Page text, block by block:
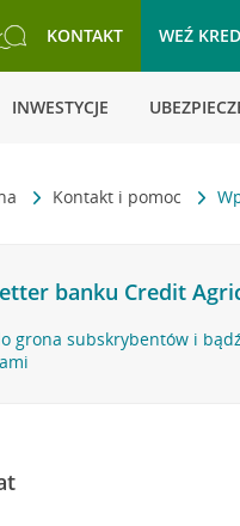
KONTAKT WEŹ
INWESTYCJE
Kontakt i pomoc
banku Credit
grona subskrybentów i